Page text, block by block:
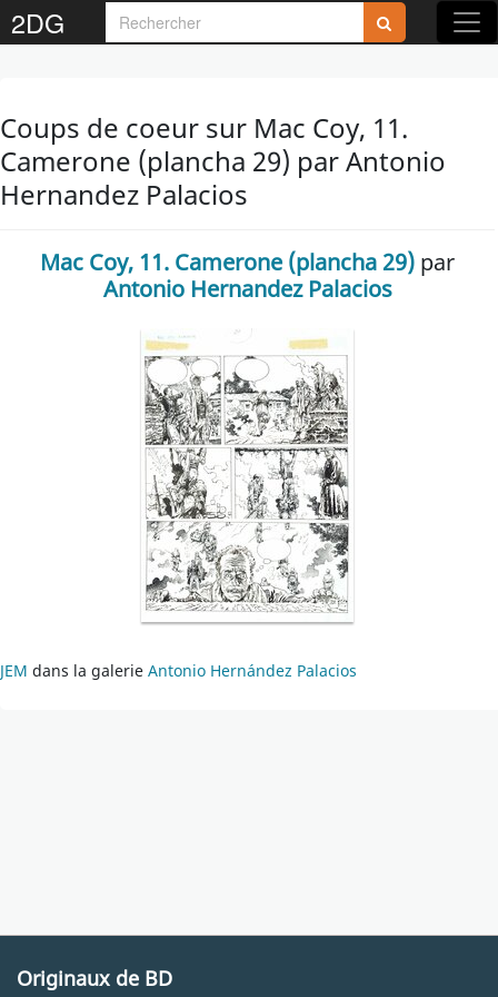
2DG
Coups de coeur sur Mac Coy, 11.
Camerone (plancha 29) par Antonio
Hernandez Palacios
Mac Coy, 11. Camerone (plancha 29) par
Antonio Hernandez Palacios
JEM dans la galerie Antonio Hernández Palacios
Originaux de BD